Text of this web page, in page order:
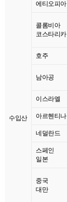
수입산
에티오피아
콜롬비아
코스타리카
호주
남아공
이스라엘
아르헨티나
네덜란드
스페인
일본
중국
대만